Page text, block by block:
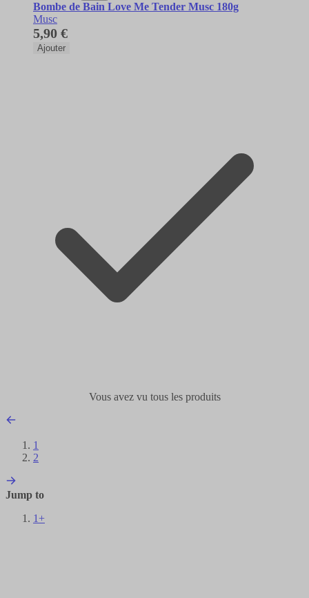
Bombe de Bain Love Me Tender Musc 180g
Musc
5,90 €
Ajouter
Vous avez vu tous les produits
1
2
Jump to
1+